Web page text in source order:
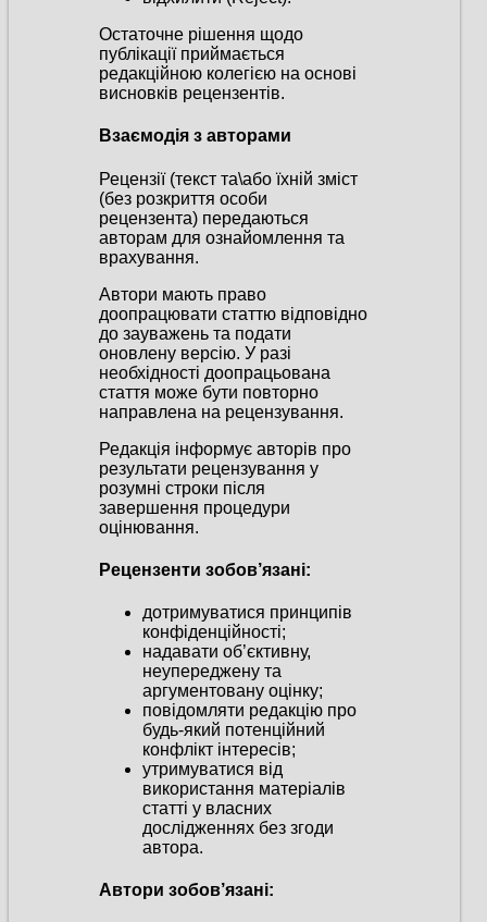
Остаточне рішення щодо
публікації приймається
редакційною колегією на основі
висновків рецензентів.
Взаємодія з авторами
Рецензії (текст та\або їхній зміст
(без розкриття особи
рецензента) передаються
авторам для ознайомлення та
врахування.
Автори мають право
доопрацювати статтю відповідно
до зауважень та подати
оновлену версію. У разі
необхідності доопрацьована
стаття може бути повторно
направлена на рецензування.
Редакція інформує авторів про
результати рецензування у
розумні строки після
завершення процедури
оцінювання.
Рецензенти зобов’язані:
дотримуватися принципів
конфіденційності;
надавати об’єктивну,
неупереджену та
аргументовану оцінку;
повідомляти редакцію про
будь-який потенційний
конфлікт інтересів;
утримуватися від
використання матеріалів
статті у власних
дослідженнях без згоди
автора.
Автори зобов’язані: